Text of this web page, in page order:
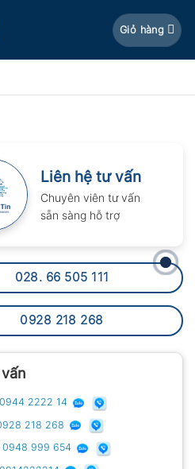
Giỏ hàng
Liên hệ tư vấn
Chuyên viên tư vấn
sẵn sàng hỗ trợ
028. 66 505 111
0928 218 268
0944 2222 14
218 268
0948 999 654